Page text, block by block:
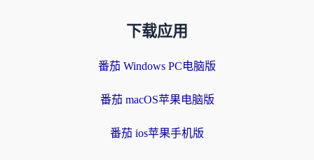
下载应用
番茄 Windows PC电脑版
番茄 macOS苹果电脑版
番茄 ios苹果手机版